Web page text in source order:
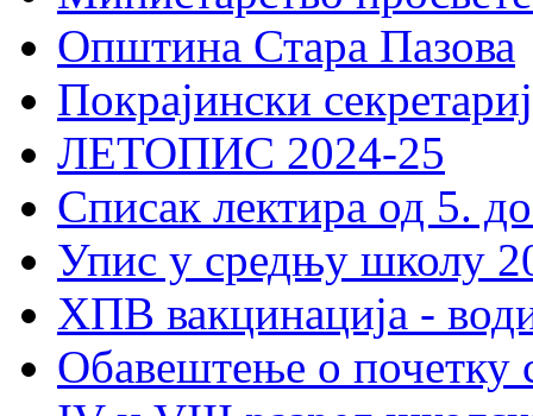
Општина Стара Пазова
Покрајински
ЛЕТОПИС 2024-25
Списак лектира од 5.
Упис у средњу школу
ХПВ вакцинација -
Обавештење о почетку